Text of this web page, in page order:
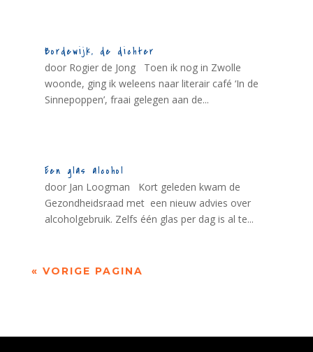
Bordewijk, de dichter
door Rogier de Jong Toen ik nog in Zwolle
woonde, ging ik weleens naar literair café ‘In de
Sinnepoppen’, fraai gelegen aan de...
Een glas alcohol
door Jan Loogman Kort geleden kwam de
Gezondheidsraad met een nieuw advies over
alcoholgebruik. Zelfs één glas per dag is al te...
« VORIGE PAGINA